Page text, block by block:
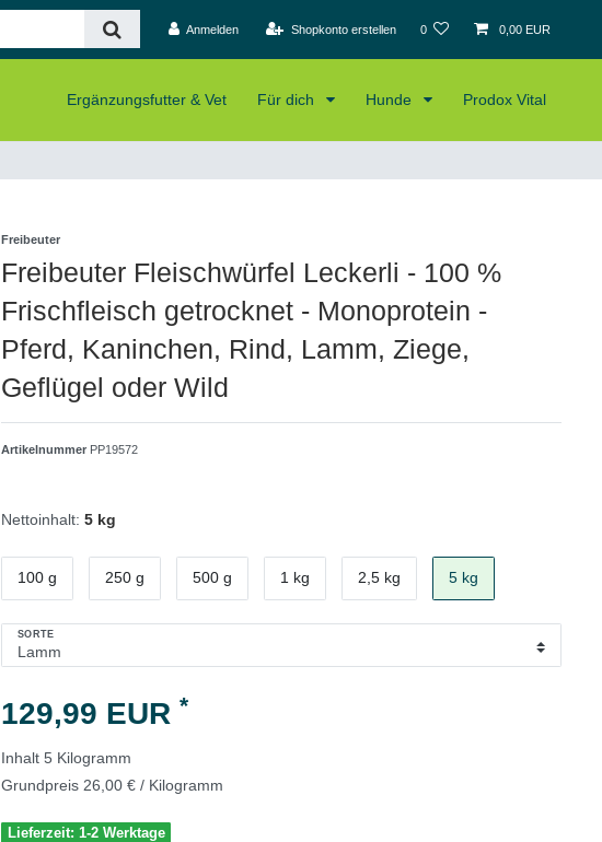
Anmelden Shopkonto erstellen 0 0,00 EUR
Ergänzungsfutter & Vet Für dich Hunde Prodox Vital
Freibeuter
Freibeuter Fleischwürfel Leckerli - 100 %
Frischfleisch getrocknet - Monoprotein -
Pferd, Kaninchen, Rind, Lamm, Ziege,
Geflügel oder Wild
Artikelnummer PP19572
Nettoinhalt: 5 kg
100 g 250 g 500 g 1 kg 2,5 kg 5 kg
SORTE
129,99 EUR*
Inhalt5 Kilogramm
Grundpreis26,00 € / Kilogramm
Lieferzeit: 1-2 Werktage